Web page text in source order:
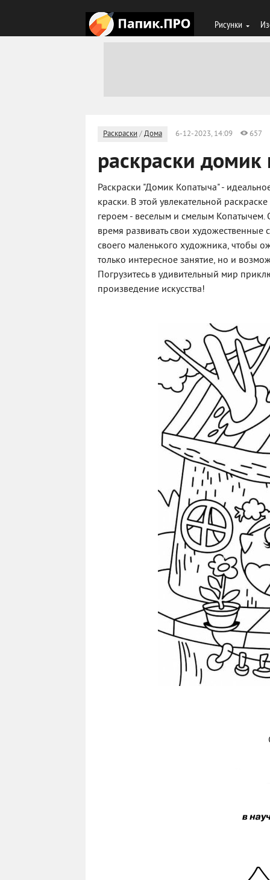
Рисунки
Раскраски /Дома 6-12-2023, 14:09 657
раскраски домик
Раскраски "Домик Копатыча" -
краски. В этой увлекательной
героем - веселым и смелым
время развивать свои
своего маленького художника, чтобы
только интересное занятие, но и
Погрузитесь в удивительный мир
произведение искусства!